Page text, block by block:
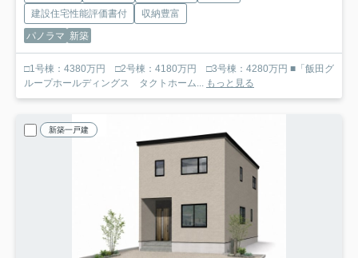
建設住宅性能評価書付
収納豊富
パノラマ 新築
□1号棟：4380万円 □2号棟：4180万円 □3号棟：4280万円 ■「飯田グ
ループホールディングス タクトホーム... もっと見る
新築一戸建